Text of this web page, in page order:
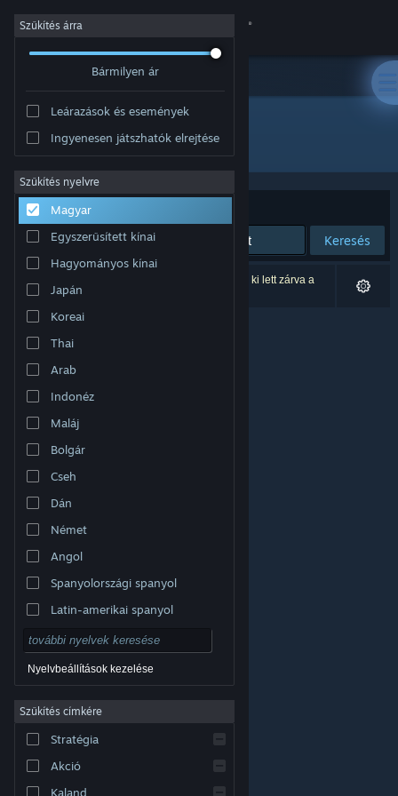
Bejelentkezés
Névjegy
Támogatás
Nyelvváltás
A Steam mobilalkalmazás beszerzése
Asztali weboldalra váltás
védjegyek jogos tulajdonosaiké az Egyesült
szabályzat
| Jogi információk
Steam előfizetői szerződés
Szűkítés árra
Bármilyen ár
Leárazások és események
Ingyenesen játszhatók elrejtése
Szűkítés nyelvre
Magyar
Egyszerűsített kínai
Hagyományos kínai
Japán
Koreai
Thai
Arab
Indonéz
Maláj
Bolgár
Cseh
Dán
Német
Angol
Spanyolországi spanyol
Latin-amerikai spanyol
Nyelvbeállítások kezelése
Szűkítés címkére
Stratégia
Akció
Kaland
Fejlesztő: 電脳遊戯最高会議
Rendezés Relevancia
Keresés
0 eredmény felel meg a keresésednek. 2 termék ki lett zárva a
beállításaid alapján.